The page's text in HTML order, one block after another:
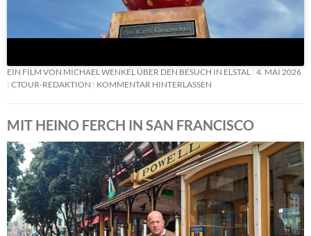
EIN FILM VON MICHAEL WENKEL ÜBER DEN BESUCH IN ELSTAL
4. MAI 2026
CTOUR-REDAKTION
KOMMENTAR HINTERLASSEN
MIT HEINO FERCH IN SAN FRANCISCO